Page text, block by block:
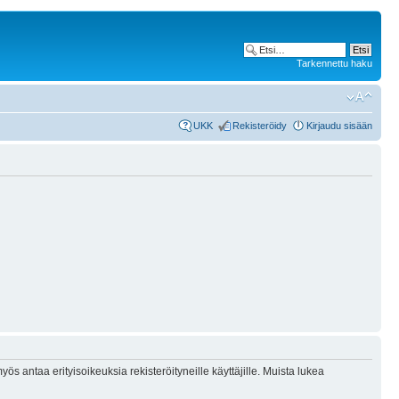
Tarkennettu haku
UKK Rekisteröidy Kirjaudu sisään
antaa erityisoikeuksia rekisteröityneille käyttäjille. Muista lukea